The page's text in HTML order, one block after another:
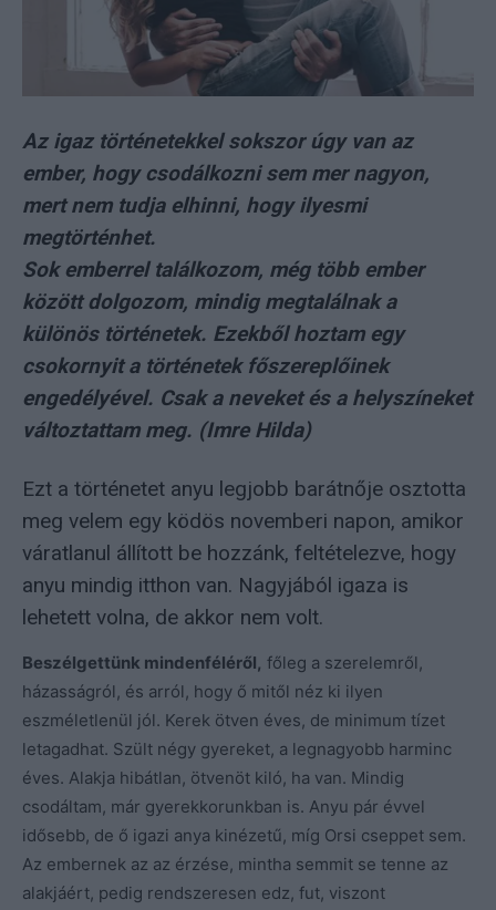
Az igaz történetekkel sokszor úgy van az
ember, hogy csodálkozni sem mer nagyon,
mert nem tudja elhinni, hogy ilyesmi
megtörténhet.
Sok emberrel találkozom, még több ember
között dolgozom, mindig megtalálnak a
különös történetek. Ezekből hoztam egy
csokornyit a történetek főszereplőinek
engedélyével. Csak a neveket és a helyszíneket
változtattam meg. (Imre Hilda)
Ezt a történetet anyu legjobb barátnője osztotta
meg velem egy ködös novemberi napon, amikor
váratlanul állított be hozzánk, feltételezve, hogy
anyu mindig itthon van. Nagyjából igaza is
lehetett volna, de akkor nem volt.
Beszélgettünk mindenféléről, főleg a szerelemről,
házasságról, és arról, hogy ő mitől néz ki ilyen
eszméletlenül jól. Kerek ötven éves, de minimum tízet
letagadhat. Szült négy gyereket, a legnagyobb harminc
éves. Alakja hibátlan, ötvenöt kiló, ha van. Mindig
csodáltam, már gyerekkorunkban is. Anyu pár évvel
idősebb, de ő igazi anya kinézetű, míg Orsi cseppet sem.
Az embernek az az érzése, mintha semmit se tenne az
alakjáért, pedig rendszeresen edz, fut, viszont